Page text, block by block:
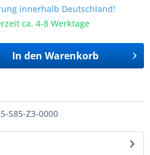
innerhalb Deutschland!
ca. 4-8 Werktage
In den Warenkorb
S85-Z3-0000